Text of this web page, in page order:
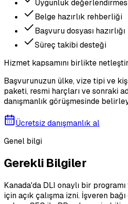
Uygunluk
Belge hazırlık rehberliği
Başvuru dosyası hazırlığı
Süreç takibi desteği
Hizmet kapsamını birlikte
Başvurunuzun ülke, vize tipi ve
paketi, resmi harçları ve sonraki
danışmanlık görüşmesinde
Ücretsiz danışmanlık al
Genel bilgi
Gerekli Bilgiler
Kanada'da DLI onaylı bir
için açık çalışma izni. İşveren